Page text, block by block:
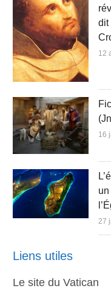
dit
12
16
27
Liens utiles
Le site du Vatican